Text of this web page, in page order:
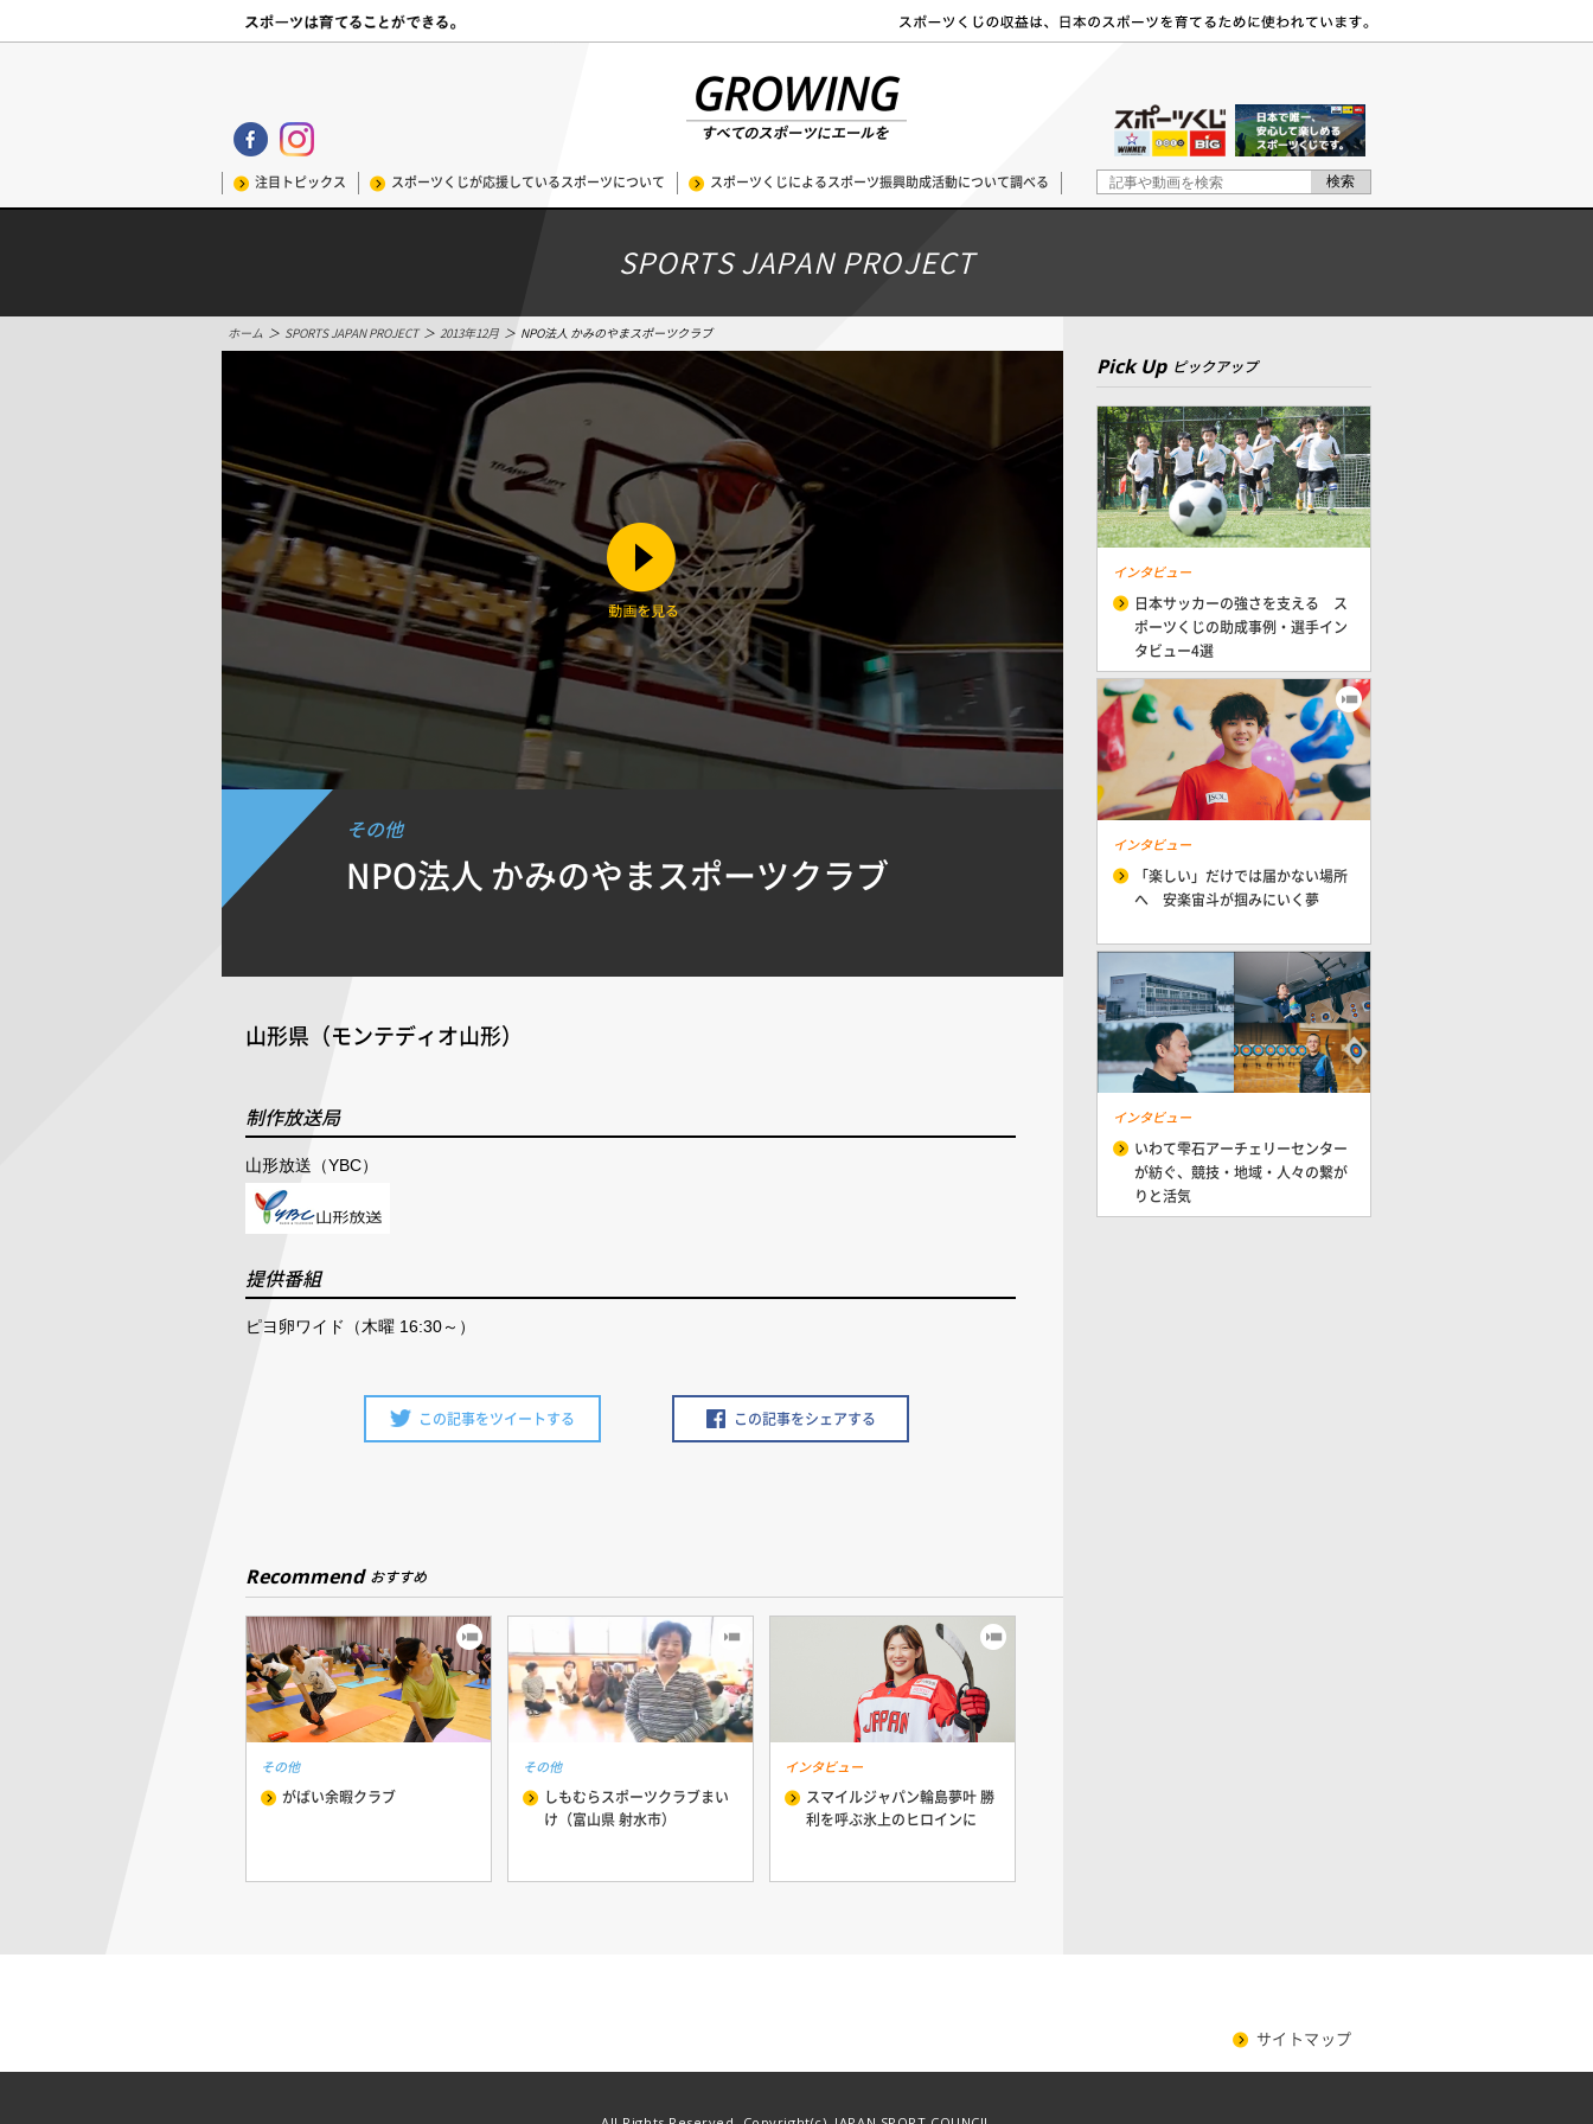
注目トピックス スポーツくじが応援しているスポーツについて スポーツくじによるスポーツ振興助成活動について調べる
SPORTS JAPAN PROJECT
ホーム ＞ SPORTS JAPAN PROJECT ＞ 2013年12月 ＞ NPO法人 かみのやまスポーツクラブ
その他
NPO法人 かみのやまスポーツクラブ
山形県（モンテディオ山形）
制作放送局
山形放送（YBC）
提供番組
ピヨ卵ワイド（木曜 16:30～）
この記事をツイートする この記事をシェアする
Pick Up ピックアップ
インタビュー
日本サッカーの強さを支える ス
ポーツくじの助成事例・選手イン
タビュー4選
インタビュー
「楽しい」だけでは届かない場所
へ 安楽宙斗が掴みにいく夢
インタビュー
いわて雫石アーチェリーセンター
が紡ぐ、競技・地域・人々の繋が
りと活気
Recommend おすすめ
その他
がばい余暇クラブ
その他
しもむらスポーツクラブまい
け（富山県 射水市）
インタビュー
スマイルジャパン輪島夢叶 勝
利を呼ぶ氷上のヒロインに
サイトマップ